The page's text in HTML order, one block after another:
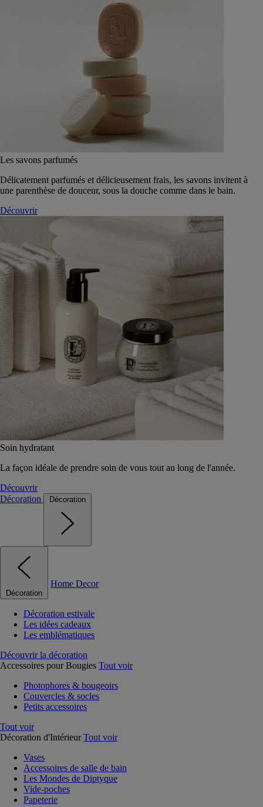
Les savons parfumés
Délicatement parfumés et délicieusement frais, les savons invitent à
une parenthèse de douceur, sous la douche comme dans le bain.
Découvrir
Soin hydratant
La façon idéale de prendre soin de vous tout au long de l'année.
Découvrir
Décoration
Décoration
Décoration
Home Decor
Décoration estivale
Les idées cadeaux
Les emblématiques
Découvrir la décoration
Accessoires pour Bougies Tout voir
Photophores & bougeoirs
Couvercles & socles
Petits accessoires
Tout voir
Décoration d'Intérieur Tout voir
Vases
Accessoires de salle de bain
Les Mondes de Diptyque
Vide-poches
Papeterie